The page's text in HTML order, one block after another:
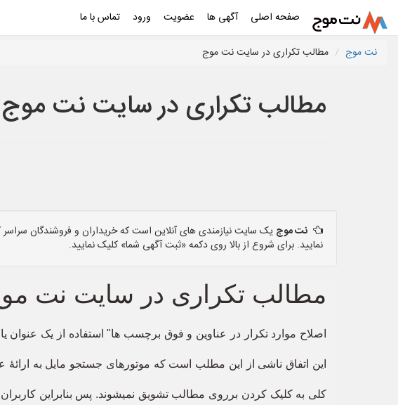
صفحه اصلی آگهی ها عضویت ورود تماس با ما
نت موج مطالب تکراری در سایت نت موج
مطالب تکراری در سایت نت موج
نت موج یک سایت نیازمندی های آنلاین است که خریداران و فروشندگان
نمایید. برای شروع از بالا روی دکمه «ثبت آگهی شما» کلیک نمایید.
مطالب تکراری در سایت نت
اصلاح موارد تکرار در عناوین و فوق برچسب ها" استفاده از یک
این اتفاق ناشی از این مطلب است که موتورهای جستجو مایل به ارائهٔ
کلی به کلیک کردن برروی مطالب تشویق نمیشوند. پس بنابراین